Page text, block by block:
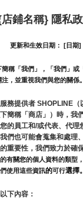
鋪名稱} 隱私
更新和生效日期： [日期]
稱「我們」，「我們」或
注，並重視我們與您的關係
務提供者 SHOPLINE（
簡稱「商店」）時，我
的員工和/或代表、代理
們也可能會蒐集和處理
重要性，我們致力於確
有關您的個人資料的類型
使用這些資訊的可行選擇。
下內容：